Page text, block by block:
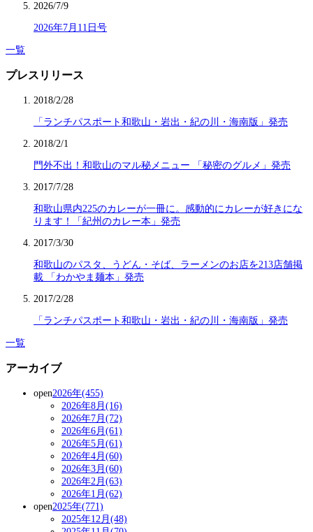
2026/7/9
2026年7月11日号
一覧
プレスリリース
2018/2/28
「ランチパスポート和歌山・岩出・紀の川・海南版」発売
2018/2/1
門外不出！和歌山のマル秘メニュー 「秘密のグルメ」発売
2017/7/28
和歌山県内225のカレーが一冊に。感動的にカレーが好きにな
ります！「紀州のカレー本」発売
2017/3/30
和歌山のパスタ、うどん・そば、ラーメンのお店を213店舗掲
載 「わかやま麺本」発売
2017/2/28
「ランチパスポート和歌山・岩出・紀の川・海南版」発売
一覧
アーカイブ
open2026年(455)
2026年8月(16)
2026年7月(72)
2026年6月(61)
2026年5月(61)
2026年4月(60)
2026年3月(60)
2026年2月(63)
2026年1月(62)
open2025年(771)
2025年12月(48)